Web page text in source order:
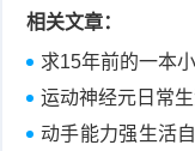
相关文章：
求15年前的一本
运动神经元日常
动手能力强生活